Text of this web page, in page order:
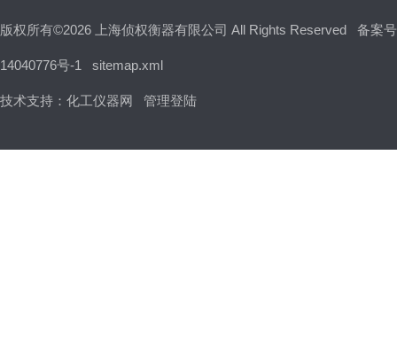
版权所有©2026 上海侦权衡器有限公司 All Rights Reserved 备案
14040776号-1 sitemap.xml
技术支持： 化工仪器网 管理登陆